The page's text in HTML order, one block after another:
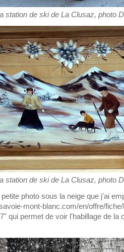
station de ski de La Clusaz, photo
station de ski de La Clusaz, photo
photo sous la neige que j'ai
mont-blanc.com/en/offre/
qui permet de voir l'habillage de la